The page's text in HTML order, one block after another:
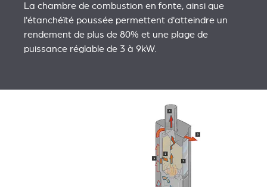
La chambre de combustion en fonte, ainsi que
l'étanchéïté poussée permettent d'atteindre un
rendement de plus de 80% et une plage de
puissance réglable de 3 à 9kW.